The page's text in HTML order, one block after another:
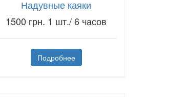
Надувные каяки
1500 грн. 1 шт./ 6 часов
Подробнее